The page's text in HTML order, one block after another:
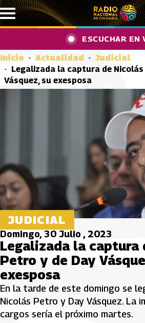
Pasar al contenido principal
ESCUCHAR EN
Inicio Actualidad
Judicial
Legalizada la captura de Nicolás
Vásquez, su exesposa
JUDICIAL
Domingo, 30 Julio , 2023
Legalizada la captura
Petro y de Day
exesposa
En la tarde de este domingo se
Nicolás Petro y Day Vásquez. La
cargos sería el próximo martes.